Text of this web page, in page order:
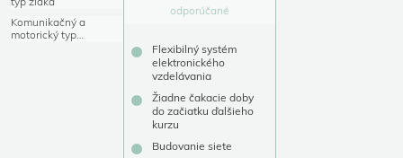
Komunikačný a
motorický typ
odporúčané
Flexibilný systém
elektronického
vzdelávania
Žiadne čakacie doby
do začiatku ďalšieho
kurzu
Budovanie siete